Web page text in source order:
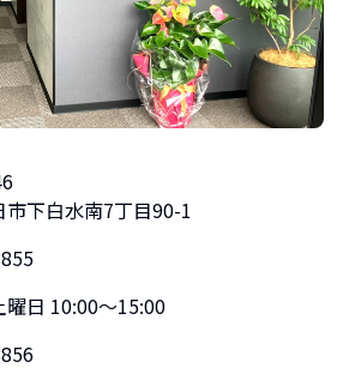
市下白水南7丁目90-1
曜日 10:00〜15:00